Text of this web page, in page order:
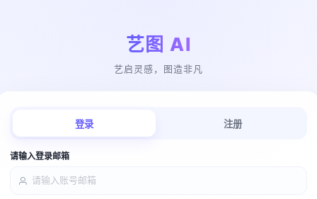
艺图 AI
艺启灵感，图造非凡
登录 注册
请输入登录邮箱